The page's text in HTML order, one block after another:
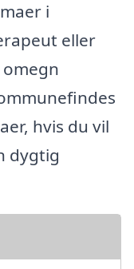
i
eller
hvis du vil
dygtig